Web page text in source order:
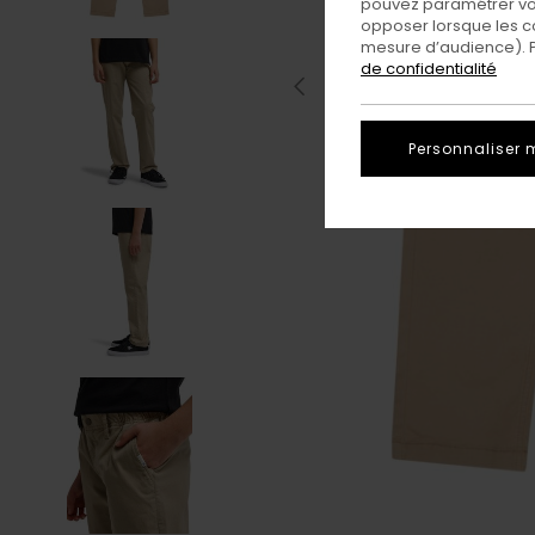
opposer lorsque les
mesure d’audience).
de confidentialité
Personnaliser